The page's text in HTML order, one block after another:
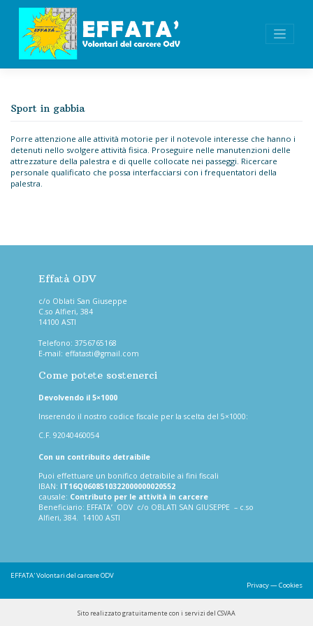
content
Sport in gabbia
Porre attenzione alle attività motorie per il notevole interesse che hanno i
detenuti nello svolgere attività fisica. Proseguire nelle manutenzioni delle
attrezzature della palestra e di quelle collocate nei passeggi. Ricercare
personale qualificato che possa interfacciarsi con i frequentatori della
palestra.
Effatà ODV
c/o Oblati San Giuseppe
C.so Alfieri, 384
14100 ASTI
Telefono: 3756765168
E-mail: effatasti@gmail.com
Come potete sostenerci
Devolvendo il 5×1000
Inserendo il nostro codice fiscale per la scelta del 5×1000:
C.F. 92040460054
Con un contribuito detraibile
Puoi effettuare un bonifico detraibile ai fini fiscali
IBAN: IT16Q0608510322000000020552
causale: Contributo per le attività in carcere
Beneficiario: EFFATA’ ODV c/o OBLATI SAN GIUSEPPE – c.so
Alfieri, 384. 14100 ASTI
EFFATA'Volontari del carcere ODV
Privacy—Cookies
Sito realizzato gratuitamente con i servizi del CSVAA